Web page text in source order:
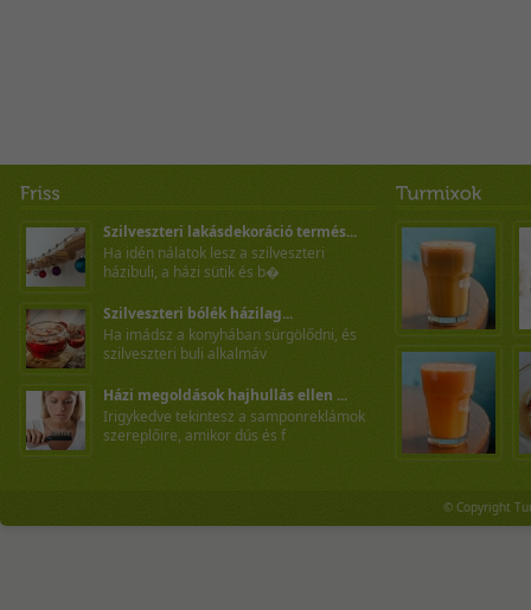
Szilveszteri lakásdekoráció termés...
Ha idén nálatok lesz a szilveszteri
házibuli, a házi sütik és b�
Szilveszteri bólék házilag...
Ha imádsz a konyhában sürgölődni, és
szilveszteri buli alkalmáv
Házi megoldások hajhullás ellen ...
Irigykedve tekintesz a samponreklámok
szereplőire, amikor dús és f
© Copyright